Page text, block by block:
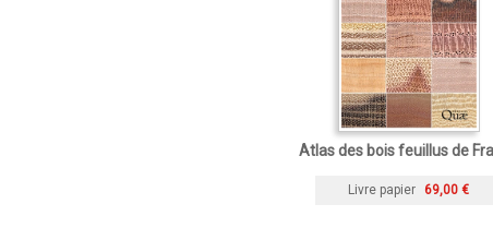
Atlas des bois feuillus de
Livre papier 69,00 €